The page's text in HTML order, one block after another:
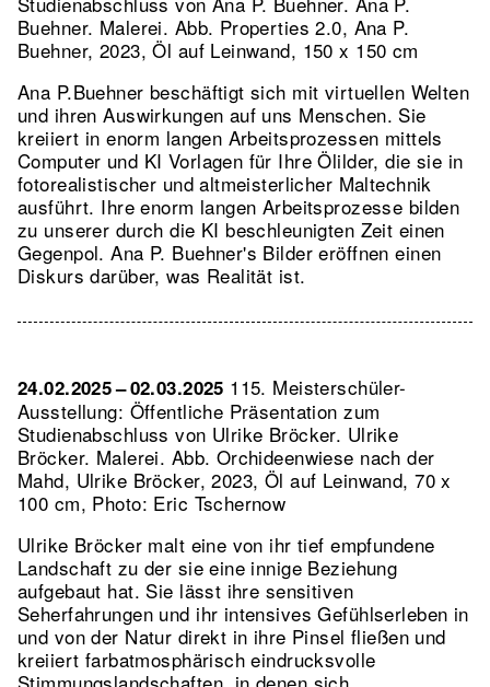
Buehner. Malerei. Abb. Properties 2.0, Ana P.
Buehner, 2023, Öl auf Leinwand, 150 x 150 cm
Ana P.Buehner beschäftigt sich mit virtuellen Welten
und ihren Auswirkungen auf uns Menschen. Sie
kreiiert in enorm langen Arbeitsprozessen mittels
Computer und KI Vorlagen für Ihre Ölilder, die sie in
fotorealistischer und altmeisterlicher Maltechnik
ausführt. Ihre enorm langen Arbeitsprozesse bilden
zu unserer durch die KI beschleunigten Zeit einen
Gegenpol. Ana P. Buehner's Bilder eröffnen einen
Diskurs darüber, was Realität ist.
24.02.2025 – 02.03.2025 115. Meisterschüler-
Ausstellung: Öffentliche Präsentation zum
Studienabschluss von Ulrike Bröcker. Ulrike
Bröcker. Malerei. Abb. Orchideenwiese nach der
Mahd, Ulrike Bröcker, 2023, Öl auf Leinwand, 70 x
100 cm, Photo: Eric Tschernow
Ulrike Bröcker malt eine von ihr tief empfundene
Landschaft zu der sie eine innige Beziehung
aufgebaut hat. Sie lässt ihre sensitiven
Seherfahrungen und ihr intensives Gefühlserleben in
und von der Natur direkt in ihre Pinsel fließen und
kreiiert farbatmosphärisch eindrucksvolle